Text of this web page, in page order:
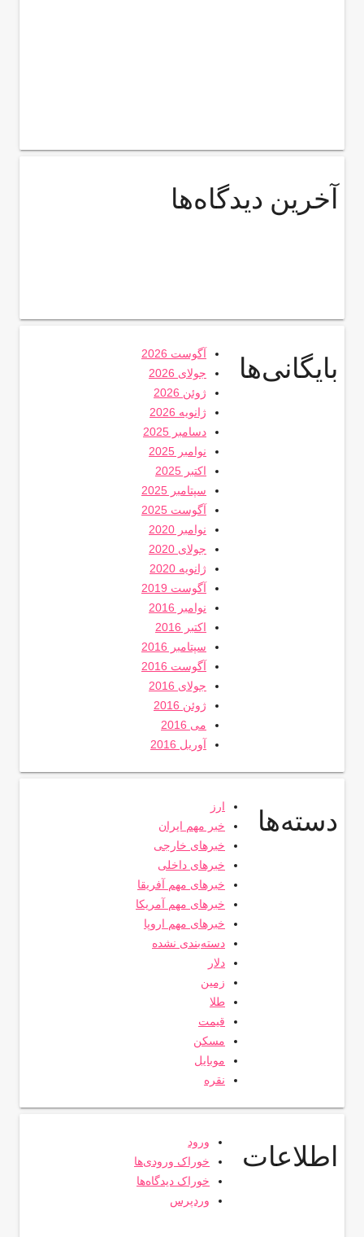
آخرین دیدگاه‌ها
بایگانی‌ها
آگوست 2026
جولای 2026
ژوئن 2026
ژانویه 2026
دسامبر 2025
نوامبر 2025
اکتبر 2025
سپتامبر 2025
آگوست 2025
نوامبر 2020
جولای 2020
ژانویه 2020
آگوست 2019
نوامبر 2016
اکتبر 2016
سپتامبر 2016
آگوست 2016
جولای 2016
ژوئن 2016
می 2016
آوریل 2016
دسته‌ها
ارز
خبر مهم ایران
خبرهای خارجی
خبرهای داخلی
خبرهای مهم آفریقا
خبرهای مهم آمریکا
خبرهای مهم اروپا
دسته‌بندی نشده
دلار
زمین
طلا
قیمت
مسکن
موبایل
نقره
اطلاعات
ورود
خوراک ورودی‌ها
خوراک دیدگاه‌ها
وردپرس